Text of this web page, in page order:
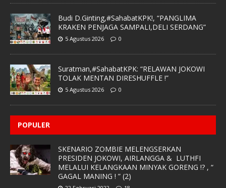
Budi D.Ginting,#SahabatKPK!, “PANGLIMA
KRAKEN PENJAGA SAMPALI,DELI SERDANG”
5 Agustus 2026 0
Suratman,#SahabatKPK: “RELAWAN JOKOWI
TOLAK MENTAN DIRESHUFFLE !”
5 Agustus 2026 0
POPULER
SKENARIO ZOMBIE MELENGSERKAN
PRESIDEN JOKOWI, AIRLANGGA & LUTHFI
MELALUI KELANGKAAN MINYAK GORENG !? , “
GAGAL MANING ! ” (2)